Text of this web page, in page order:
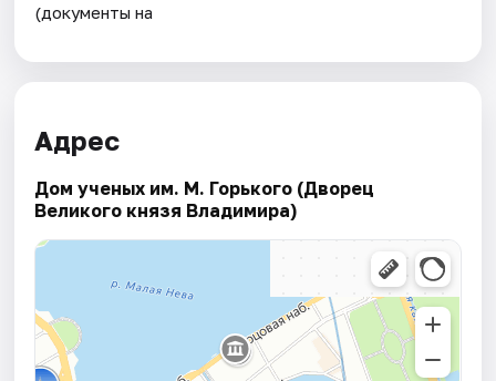
(документы на
Адрес
Дом ученых им. М. Горького (Дворец
Великого князя Владимира)